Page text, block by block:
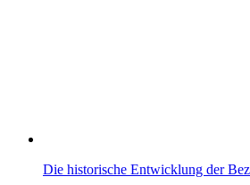
Die historische Entwicklung der